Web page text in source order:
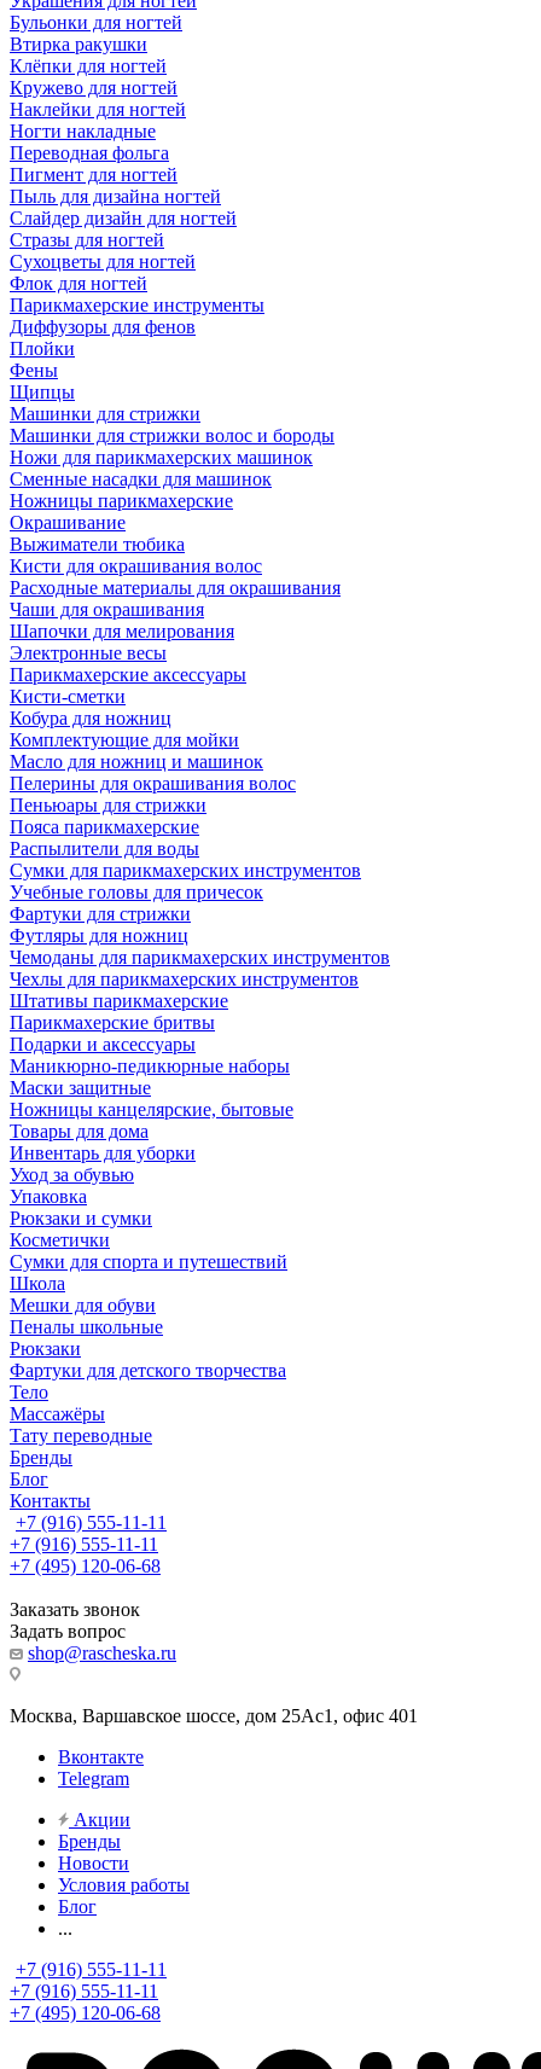
Бульонки для ногтей
Втирка ракушки
Клёпки для ногтей
Кружево для ногтей
Наклейки для ногтей
Ногти накладные
Переводная фольга
Пигмент для ногтей
Пыль для дизайна ногтей
Слайдер дизайн для ногтей
Стразы для ногтей
Сухоцветы для ногтей
Флок для ногтей
Парикмахерские инструменты
Диффузоры для фенов
Плойки
Фены
Щипцы
Машинки для стрижки
Машинки для стрижки волос и бороды
Ножи для парикмахерских машинок
Сменные насадки для машинок
Ножницы парикмахерские
Окрашивание
Выжиматели тюбика
Кисти для окрашивания волос
Расходные материалы для окрашивания
Чаши для окрашивания
Шапочки для мелирования
Электронные весы
Парикмахерские аксессуары
Кисти-сметки
Кобура для ножниц
Комплектующие для мойки
Масло для ножниц и машинок
Пелерины для окрашивания волос
Пеньюары для стрижки
Пояса парикмахерские
Распылители для воды
Сумки для парикмахерских инструментов
Учебные головы для причесок
Фартуки для стрижки
Футляры для ножниц
Чемоданы для парикмахерских инструментов
Чехлы для парикмахерских инструментов
Штативы парикмахерские
Парикмахерские бритвы
Подарки и аксессуары
Маникюрно-педикюрные наборы
Маски защитные
Ножницы канцелярские, бытовые
Товары для дома
Инвентарь для уборки
Уход за обувью
Упаковка
Рюкзаки и сумки
Косметички
Сумки для спорта и путешествий
Школа
Мешки для обуви
Пеналы школьные
Рюкзаки
Фартуки для детского творчества
Тело
Массажёры
Тату переводные
Бренды
Блог
Контакты
+7 (916) 555-11-11
+7 (916) 555-11-11
+7 (495) 120-06-68
Заказать звонок
Задать вопрос
shop@rascheska.ru
Москва, Варшавское шоссе, дом 25Аc1, офис 401
Вконтакте
Telegram
Акции
Бренды
Новости
Условия работы
Блог
...
+7 (916) 555-11-11
+7 (916) 555-11-11
+7 (495) 120-06-68